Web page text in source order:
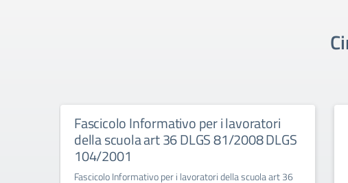
Fascicolo Informativo per i lavoratori
della scuola art 36 DLGS 81/2008 DLGS
104/2001
Fascicolo Informativo per i lavoratori della scuola art 36